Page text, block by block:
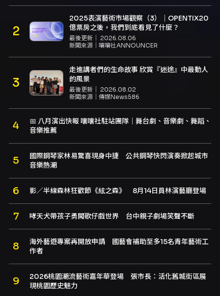
2025表演藝術市場觀察（3）｜OPENTIX20
億票房之後，我們到底看見了什麼？
最後更新｜ 2026.08.06
新聞來源｜ 嚷嚷社ANNOUNCER
走進講者們的生命故事 欣賞『迷途』中最動人
的風景
最後更新｜ 2026.08.02
新聞來源｜ 傳媒News586
📅 八月演出快報 嚷嚷社駐站團隊｜舞台劇、音樂劇、舞蹈、
音樂推薦
國際鋼琴家林易驚喜現身中捷 公共鋼琴快閃演奏掀起城市
音樂熱潮
影／半線森林狂歡節《絃之森》 8月14日員林演藝廳登場
哮天犬帶孩子勇闖歌仔戲世界 台中親子劇場笑聲不斷
海外藝遊專案再開放申請 國藝會補助至多15名青年藝術工
作者
2026桃園潮流藝術嘉年華登場 張市長：活化舊城街區展
現桃園歷史魅力